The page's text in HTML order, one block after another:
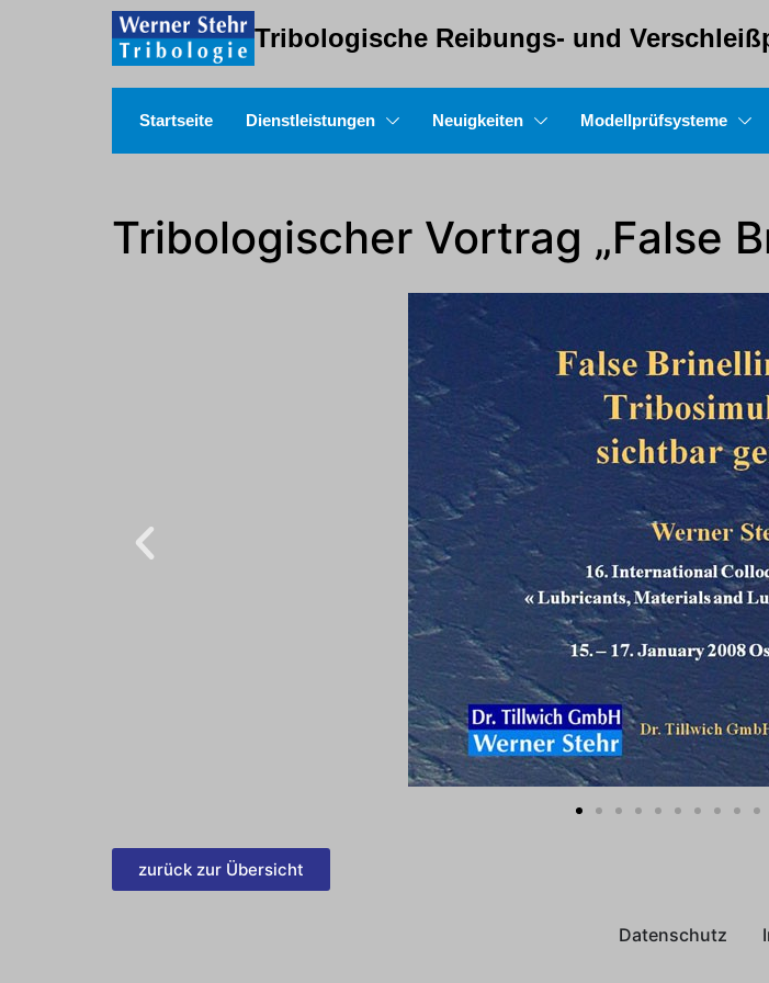
Tribologische Reibungs- und
Startseite Dienstleistungen Neuigkeiten Modellprüfsysteme
Tribologischer Vortrag „False
zurück zur Übersicht
Datenschutz